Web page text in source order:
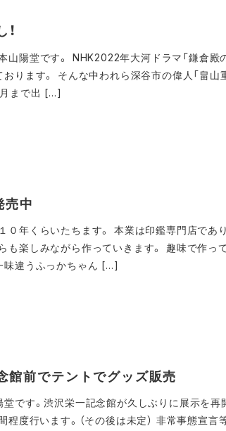
陽堂です。 NHK2022年大河ドラマ「鎌倉殿
ります。 そんな中われら深谷市の偉人「畠山
月まで出 […]
中
０年くらいたちます。 本業は印鑑専門店であ
も楽しみながら作っていきます。 趣味で作っ
味違うふっかちゃん […]
前でテントでグッズ販売
です。渋沢栄一記念館が久しぶりに展示を再
程度行います。（その後は未定） 非常事態宣言